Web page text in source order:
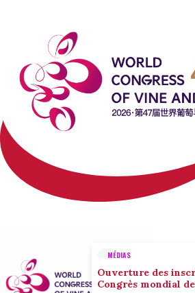
MÉDIAS
Ouverture des
Congrès mondial